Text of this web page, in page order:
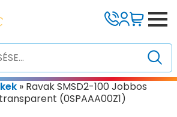
» Ravak SMSD2-100 Jobbos
(0SPAAA00Z1)